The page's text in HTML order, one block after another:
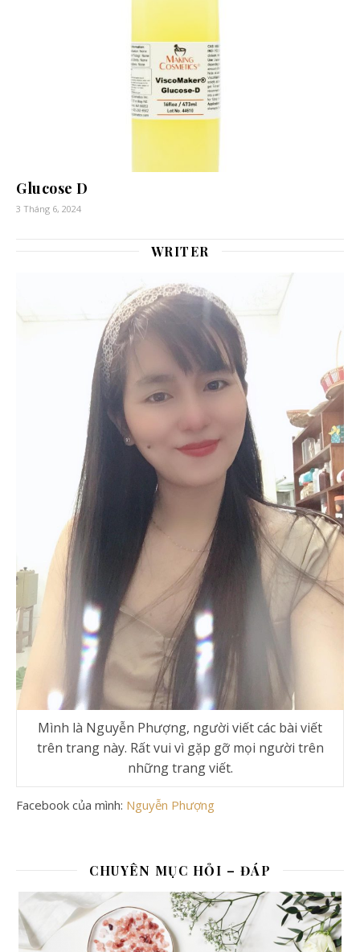
Glucose D
3 Tháng 6, 2024
WRITER
Mình là Nguyễn Phượng, người viết các bài viết
trên trang này. Rất vui vì gặp gỡ mọi người trên
những trang viết.
Facebook của mình: Nguyễn Phượng
CHUYÊN MỤC HỎI – ĐÁP